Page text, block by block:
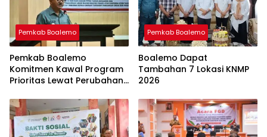
Pemkab Boalemo
Pemkab Boalemo
Komitmen Kawal Program
Prioritas Lewat Perubahan
Pemkab Boalemo
Boalemo Dapat
Tambahan 7 Lokasi KNMP
2026